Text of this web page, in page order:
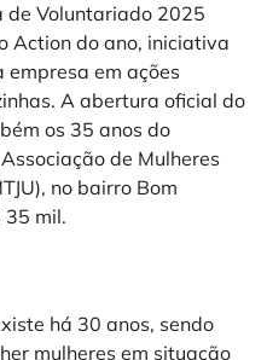
de Voluntariado 2025
Action do ano, iniciativa
em ações
A abertura oficial do
os 35 anos do
de Mulheres
no bairro Bom
35 mil.
há 30 anos, sendo
mulheres em situação